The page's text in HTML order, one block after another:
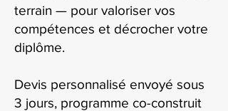
terrain — pour valoriser vos
compétences et décrocher votre
diplôme.
Devis personnalisé envoyé sous
3 jours, programme co-construit